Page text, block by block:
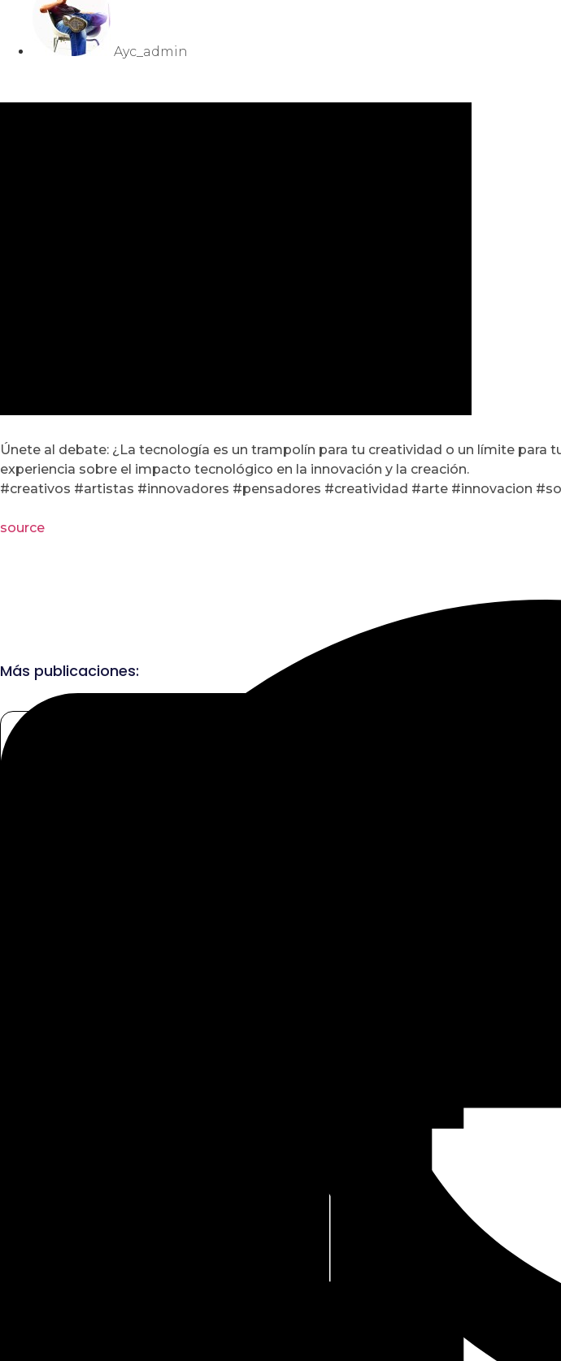
Ayc_admin
Únete al debate: ¿La tecnología es un trampolín para tu creatividad o un límite
experiencia sobre el impacto tecnológico en la innovación y la creación.
#creativos #artistas #innovadores #pensadores #creatividad #arte #innovacion
source
Más publicaciones: